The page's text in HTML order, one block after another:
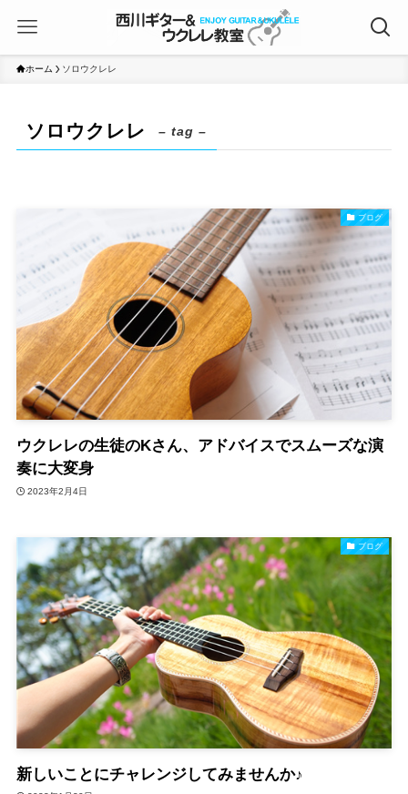
ホーム ソロウクレレ
ソロウクレレ – tag –
ブログ
ウクレレの生徒のKさん、アドバイスでスムーズな演
奏に大変身
2023年2月4日
ブログ
新しいことにチャレンジしてみませんか♪